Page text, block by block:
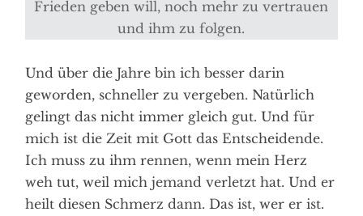
Frieden geben will, noch mehr zu vertrauen
und ihm zu folgen.
Und über die Jahre bin ich besser darin
geworden, schneller zu vergeben. Natürlich
gelingt das nicht immer gleich gut. Und für
mich ist die Zeit mit Gott das Entscheidende.
Ich muss zu ihm rennen, wenn mein Herz
weh tut, weil mich jemand verletzt hat. Und er
heilt diesen Schmerz dann. Das ist, wer er ist.